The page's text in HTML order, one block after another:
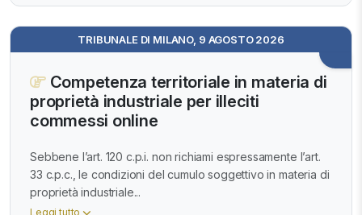
TRIBUNALE DI MILANO, 9 AGOSTO 2026
Competenza territoriale in materia di
proprietà industriale per illeciti
commessi online
Sebbene l’art. 120 c.p.i. non richiami espressamente l’art.
33 c.p.c., le condizioni del cumulo soggettivo in materia di
proprietà industriale...
Leggi tutto